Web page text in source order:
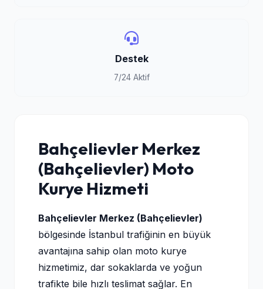
Destek
7/24 Aktif
Bahçelievler Merkez
(Bahçelievler) Moto
Kurye Hizmeti
Bahçelievler Merkez (Bahçelievler)
bölgesinde İstanbul trafiğinin en büyük
avantajına sahip olan moto kurye
hizmetimiz, dar sokaklarda ve yoğun
trafikte bile hızlı teslimat sağlar. En